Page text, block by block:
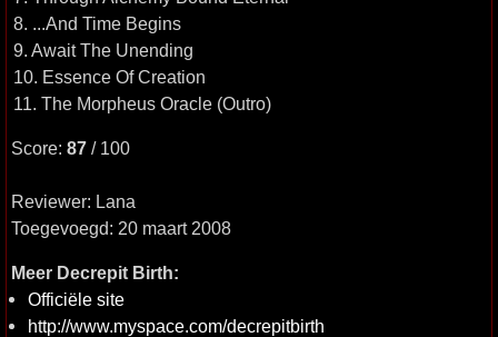
8. ...And Time Begins
9. Await The Unending
10. Essence Of Creation
11. The Morpheus Oracle (Outro)
Score: 87 / 100
Reviewer: Lana
Toegevoegd: 20 maart 2008
Meer Decrepit Birth:
Officiële site
http://www.myspace.com/decrepitbirth